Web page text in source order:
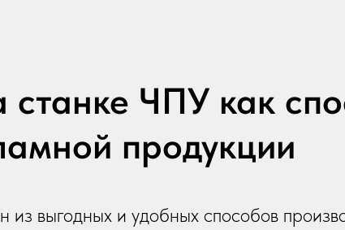
станке ЧПУ как
продукции
выгодных и удобных способов